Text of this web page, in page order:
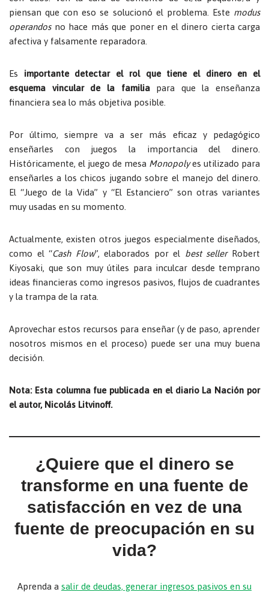
piensan que con eso se solucionó el problema. Este modus
operandosno hace más que poner en el dinero cierta carga
afectiva y falsamente reparadora.
Es importante detectar el rol que tiene el dinero en el
esquema vincular de la familia para que la enseñanza
financiera sea lo más objetiva posible.
Por último, siempre va a ser más eficaz y pedagógico
enseñarles con juegos la importancia del dinero.
Históricamente, el juego de mesa Monopolyes utilizado para
enseñarles a los chicos jugando sobre el manejo del dinero.
El “Juego de la Vida” y “El Estanciero” son otras variantes
muy usadas en su momento.
Actualmente, existen otros juegos especialmente diseñados,
como el “Cash Flow”, elaborados por el best sellerRobert
Kiyosaki, que son muy útiles para inculcar desde temprano
ideas financieras como ingresos pasivos, flujos de cuadrantes
y la trampa de la rata.
Aprovechar estos recursos para enseñar (y de paso, aprender
nosotros mismos en el proceso) puede ser una muy buena
decisión.
Nota: Esta columna fue publicada en el diario La Nación por
el autor, Nicolás Litvinoff.
¿Quiere que el dinero se
transforme en una fuente de
satisfacción en vez de una
fuente de preocupación en su
vida?
Aprenda a salir de deudas, generar ingresos pasivos en su